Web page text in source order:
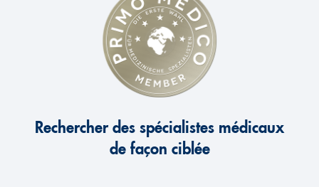
Rechercher des spécialistes médicaux
de façon ciblée